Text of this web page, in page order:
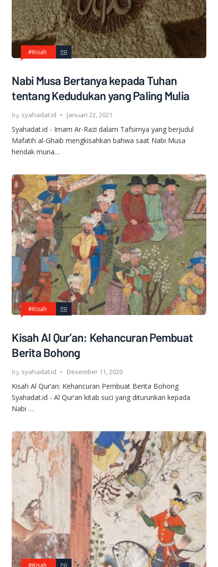
#Kisah
Nabi Musa Bertanya kepada Tuhan
tentang Kedudukan yang Paling Mulia
syahadat.id Januari 22, 2021
Syahadat.id - Imam Ar-Razi dalam Tafsirnya yang berjudul
Mafatih al-Ghaib mengkisahkan bahwa saat Nabi Musa
hendak muna…
#Kisah
Kisah Al Qur’an: Kehancuran Pembuat
Berita Bohong
syahadat.id Desember 11, 2020
Kisah Al Qur’an: Kehancuran Pembuat Berita Bohong
Syahadat.id - Al Qur’an kitab suci yang diturunkan kepada
Nabi …